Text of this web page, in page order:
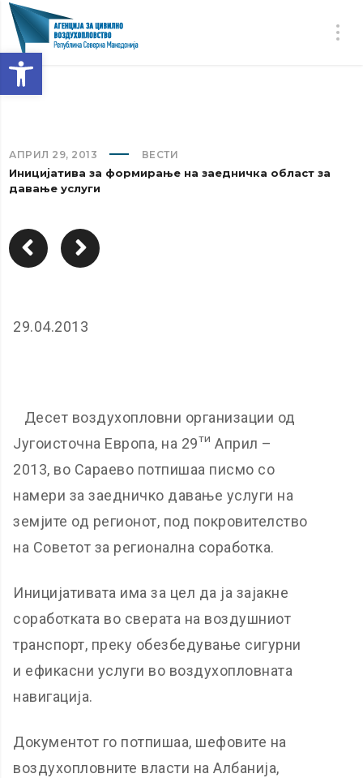
Open toolbar
АПРИЛ 29, 2013 ВЕСТИ
Иницијатива за формирање на заедничка област за
давање услуги
29.04.2013
Десет воздухопловни организации од
Југоисточна Европа, на 29ти Април –
2013, во Сараево потпишаа писмо со
намери за заедничко давање услуги на
земјите од регионот, под покровителство
на Советот за регионална соработка.
Иницијативата има за цел да ја зајакне
соработката во сверата на воздушниот
транспорт, преку обезбедување сигурни
и ефикасни услуги во воздухопловната
навигација.
Документот го потпишаа, шефовите на
воздухопловните власти на Албанија,